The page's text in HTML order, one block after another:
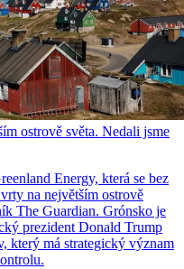
ostrově světa. Nedali jsme
Energy, která se bez
na největším ostrově
The Guardian. Grónsko je
prezident Donald Trump
který má strategický význam